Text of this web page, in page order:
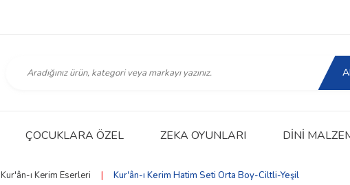
ÇOCUKLARA ÖZEL ZEKA OYUNLARI DINI
Kur'ân-ı Kerim Eserleri | Kur'ân-ı Kerim Hatim Seti Orta Boy-Ciltli-Yeşil